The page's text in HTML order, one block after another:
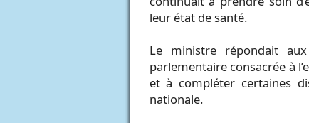
leur état de santé.
Le ministre répondait
parlementaire consacrée à
et à compléter certaines
nationale.